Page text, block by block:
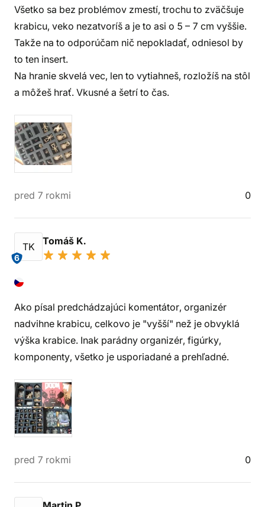
Všetko sa bez problémov zmestí, trochu to zväčšuje
krabicu, veko nezatvoríš a je to asi o 5 – 7 cm vyššie.
Takže na to odporúčam nič nepokladať, odniesol by
to ten insert.
Na hranie skvelá vec, len to vytiahneš, rozložíš na stôl
a môžeš hrať. Vkusné a šetrí to čas.
pred 7 rokmi 0
TK
6
Tomáš K.
Ako písal predchádzajúci komentátor, organizér
nadvihne krabicu, celkovo je "vyšší" než je obvyklá
výška krabice. Inak parádny organizér, figúrky,
komponenty, všetko je usporiadané a prehľadné.
pred 7 rokmi 0